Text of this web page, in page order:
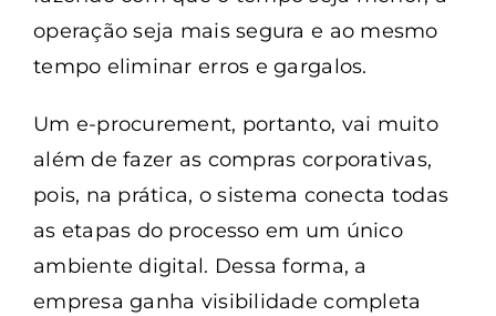
operação seja mais segura e ao mesmo
tempo eliminar erros e gargalos.
Um e-procurement, portanto, vai muito
além de fazer as compras corporativas,
pois, na prática, o sistema conecta todas
as etapas do processo em um único
ambiente digital. Dessa forma, a
empresa ganha visibilidade completa